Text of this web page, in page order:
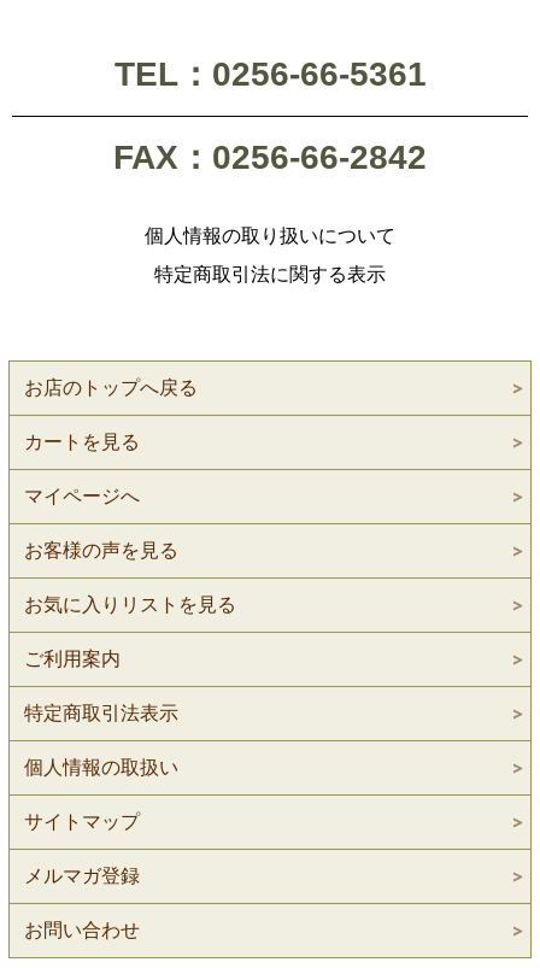
TEL：0256-66-5361
FAX：0256-66-2842
個人情報の取り扱いについて
特定商取引法に関する表示
お店のトップへ戻る
カートを見る
マイページへ
お客様の声を見る
お気に入りリストを見る
ご利用案内
特定商取引法表示
個人情報の取扱い
サイトマップ
メルマガ登録
お問い合わせ